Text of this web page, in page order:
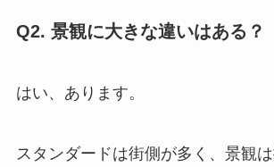
Q2. 景観に大きな違いはある？
はい、あります。
スタンダードは街側が多く、景観は